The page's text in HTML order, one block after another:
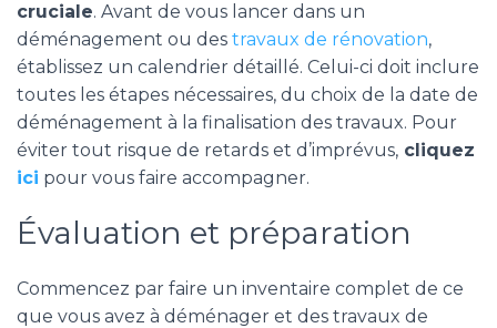
cruciale. Avant de vous lancer dans un
déménagement ou des travaux de rénovation,
établissez un calendrier détaillé. Celui-ci doit inclure
toutes les étapes nécessaires, du choix de la date de
déménagement à la finalisation des travaux. Pour
éviter tout risque de retards et d’imprévus, cliquez
ici pour vous faire accompagner.
Évaluation et préparation
Commencez par faire un inventaire complet de ce
que vous avez à déménager et des travaux de